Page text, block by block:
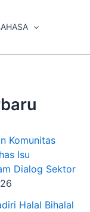
Komunitas
Isu
Dialog Sektor
Halal Bihalal